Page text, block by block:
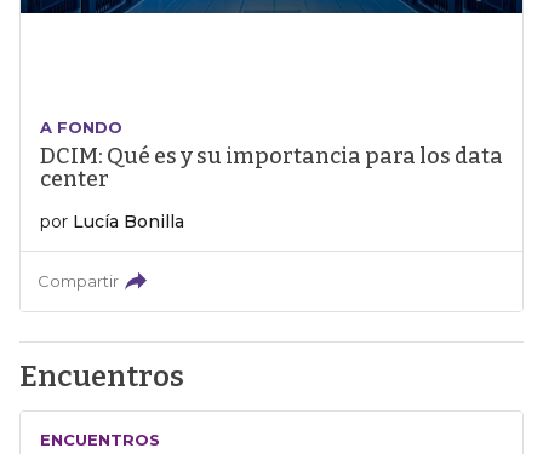
A FONDO
DCIM: Qué es y su importancia para los data
center
por Lucía Bonilla
Compartir
Encuentros
ENCUENTROS